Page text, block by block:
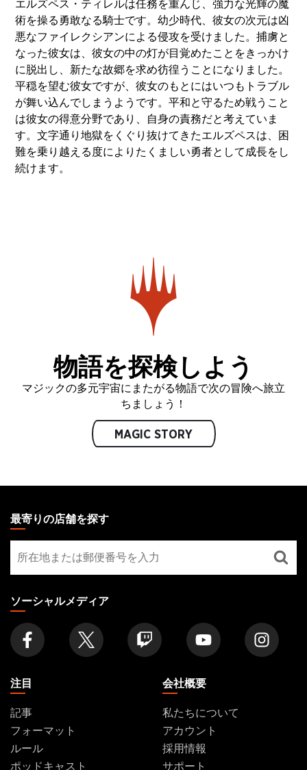
エルズペス・ティレルは任務を重んじ、強力な光輝の魔
術を操る勇敢なる騎士です。幼少時代、彼女の次元は凶
悪なファイレクシアンによる侵攻を受けました。捕虜と
なった彼女は、彼女の中の灯が目覚めたことをきっかけ
に脱出し、新たな故郷を求め彷徨うことになりました。
平穏を望む彼女ですが、彼女のもとにはいつもトラブル
が舞い込んでしまうようです。平和と守るため戦うこと
は彼女の得意分野であり、自身の責務だと考えていま
す。文字通り地獄をくぐり抜けてきたエルズペスは、困
難を乗り越える度によりたくましい勇者として成長をし
続けます。
物語を探検しよう
マジックの多元宇宙にまたがる物語で次の冒険へ旅立
ちましょう！
MAGIC STORY
THE
GATHERING
FOOTER
最寄りの店舗を探す
寄
り
の
店
舗
を
探
ソーシャルメディア
注目
記事
フォーマット
ルール
ポッドキャスト
会社概要
私たちについて
アカウント
採用情報
サポート